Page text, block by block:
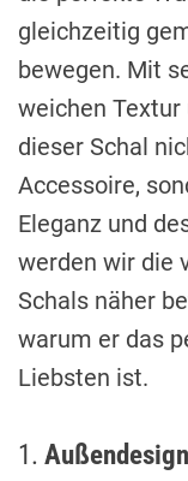
gleichzeitig
bewegen. Mit
weichen
dieser Schal
Accessoire,
Eleganz und
werden wir die
Schals näher
warum er das
Liebsten ist.
1.